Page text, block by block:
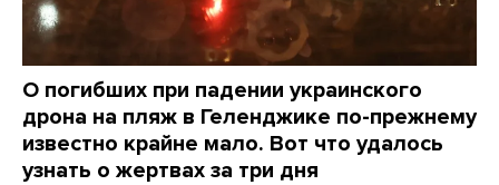
О погибших при падении украинского
дрона на пляж в Геленджике по-прежнему
известно крайне мало. Вот что удалось
узнать о жертвах за три дня